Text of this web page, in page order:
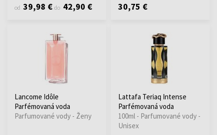
od 39,98 € do 42,90 € 30,75 €
Lancome Idôle
Parfémovaná voda
Parfumované vody - Ženy
Lattafa Teriaq Intense
Parfémovaná voda
100ml - Parfumované vody -
Unisex